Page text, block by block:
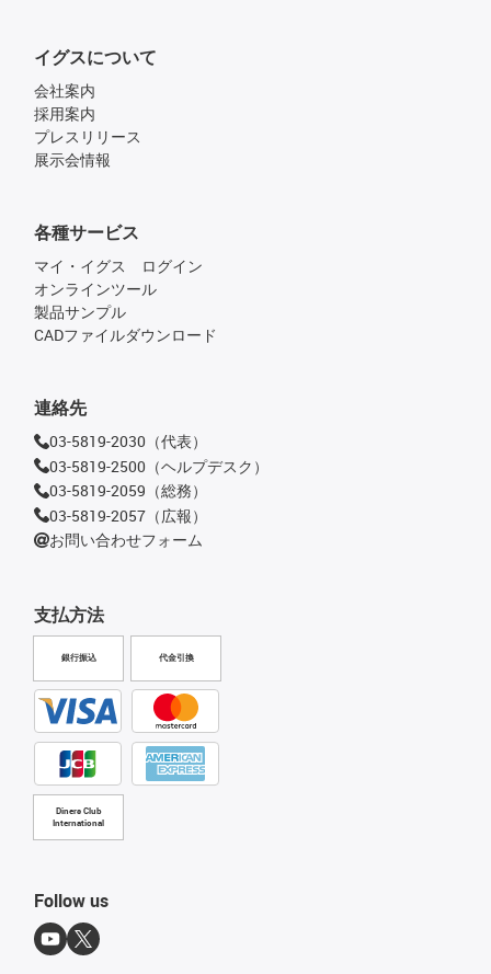
イグスについて
会社案内
採用案内
プレスリリース
展示会情報
支払方法
銀行振込 代金引換
Diners Club
International
各種サービス
マイ・イグス ログイン
オンラインツール
製品サンプル
CADファイルダウンロード
連絡先
03-5819-2030（代表）
03-5819-2500（ヘルプデスク）
03-5819-2059（総務）
03-5819-2057（広報）
お問い合わせフォーム
Follow us